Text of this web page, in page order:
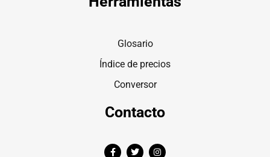
Glosario
Índice de precios
Conversor
Contacto
F
T
I